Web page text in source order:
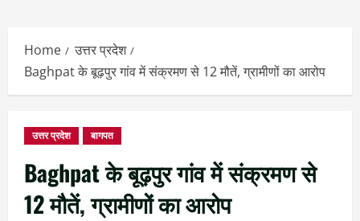
Home
उत्तर प्रदेश
Baghpat के बूढ़पुर गांव में संक्रमण से 12 मौतें, ग्रामीणों का आरोप
उत्तर प्रदेश बागपत
Baghpat के बूढ़पुर गांव में संक्रमण से
12 मौतें, ग्रामीणों का आरोप